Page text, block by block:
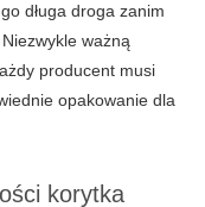
długa droga zanim
ważną
producent musi
opakowanie dla
korytka